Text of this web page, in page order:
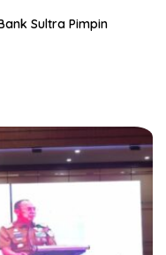
Sultra Pimpin